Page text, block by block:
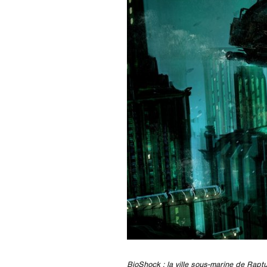
BioShock : la ville sous-marine de